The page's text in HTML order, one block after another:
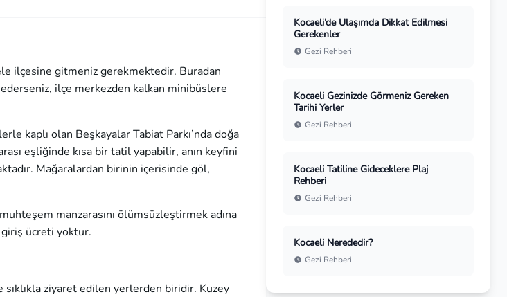
ilçesine gitmeniz gerekmektedir. Buradan
ilçe merkezden kalkan minibüslere
kaplı olan Beşkayalar Tabiat Parkı’nda doğa
eşliğinde kısa bir tatil yapabilir, anın keyfini
Mağaralardan birinin içerisinde göl,
manzarasını ölümsüzleştirmek adına
ücreti yoktur.
ziyaret edilen yerlerden biridir. Kuzey
Kocaeli’de Ulaşımda Dikkat Edilmesi
Gerekenler
Gezi Rehberi
Kocaeli Gezinizde Görmeniz Gereken
Tarihi Yerler
Gezi Rehberi
Kocaeli Tatiline Gideceklere Plaj
Rehberi
Gezi Rehberi
Kocaeli Nerededir?
Gezi Rehberi